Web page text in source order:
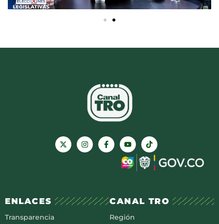
ENLACES
Transparencia
CANAL TRO
Región